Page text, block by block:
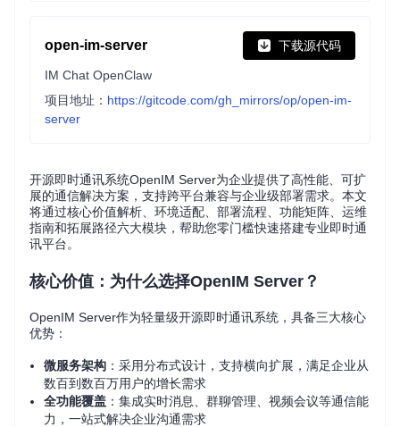
open-im-server 下载源代码
IM Chat OpenClaw
项目地址： https://gitcode.com/gh_mirrors/op/open-im-
server
开源即时通讯系统OpenIM Server为企业提供了高性能、可扩
展的通信解决方案，支持跨平台兼容与企业级部署需求。本文
将通过核心价值解析、环境适配、部署流程、功能矩阵、运维
指南和拓展路径六大模块，帮助您零门槛快速搭建专业即时通
讯平台。
核心价值：为什么选择OpenIM Server？
OpenIM Server作为轻量级开源即时通讯系统，具备三大核心
优势：
微服务架构 ：采用分布式设计，支持横向扩展，满足企业从
数百到数百万用户的增长需求
全功能覆盖 ：集成实时消息、群聊管理、视频会议等通信能
力，一站式解决企业沟通需求